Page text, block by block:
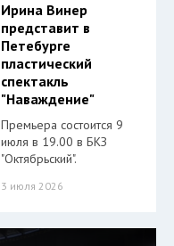
Ирина Винер
представит в
Петебурге
пластический
спектакль
"Наваждение"
Премьера состоится 9
июля в 19.00 в БКЗ
"Октябрьский".
3 июля 2026